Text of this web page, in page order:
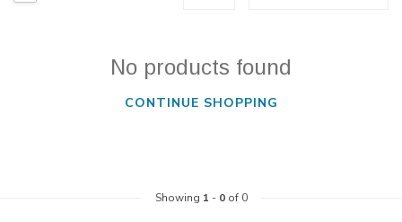
No products found
CONTINUE SHOPPING
Showing 1 - 0of 0